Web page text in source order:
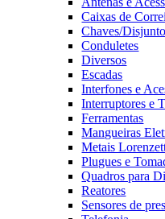
Caixas de
Chaves/
Conduletes
Diversos
Escadas
Interfones e
Interruptores e
Ferramentas
Mangueiras
Metais
Plugues e
Quadros para
Reatores
Sensores de